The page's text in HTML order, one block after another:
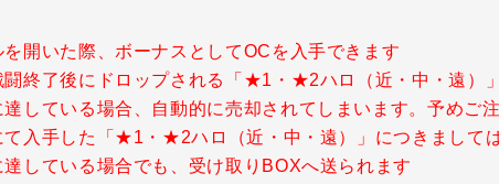
を開いた際、ボーナスとしてOCを入手できます
闘終了後にドロップされる「★1・★2ハロ（近・中・遠）
ている場合、自動的に売却されてしまいます。予めご
て入手した「★1・★2ハロ（近・中・遠）」につきまして
ている場合でも、受け取りBOXへ送られます